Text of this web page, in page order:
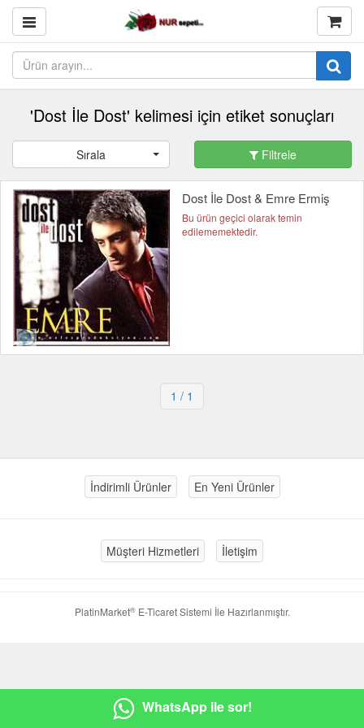
'Dost İle Dost' kelimesi için etiket sonuçları
Sırala Filtrele
Dost İle Dost & Emre Ermiş
Bu ürün geçici olarak temin
edilememektedir.
1 / 1
İndirimli Ürünler En Yeni Ürünler
Müşteri Hizmetleri İletişim
PlatinMarket®E-Ticaret Sistemi İle Hazırlanmıştır.
WhatsApp ile sor!